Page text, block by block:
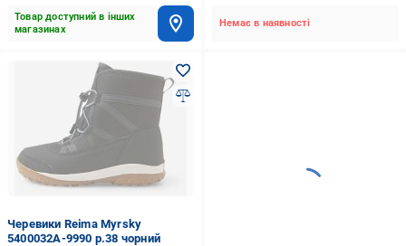
Товар доступний в інших
магазинах
Немає в наявності
Черевики Reima Myrsky
5400032A-9990 р.38 чорний